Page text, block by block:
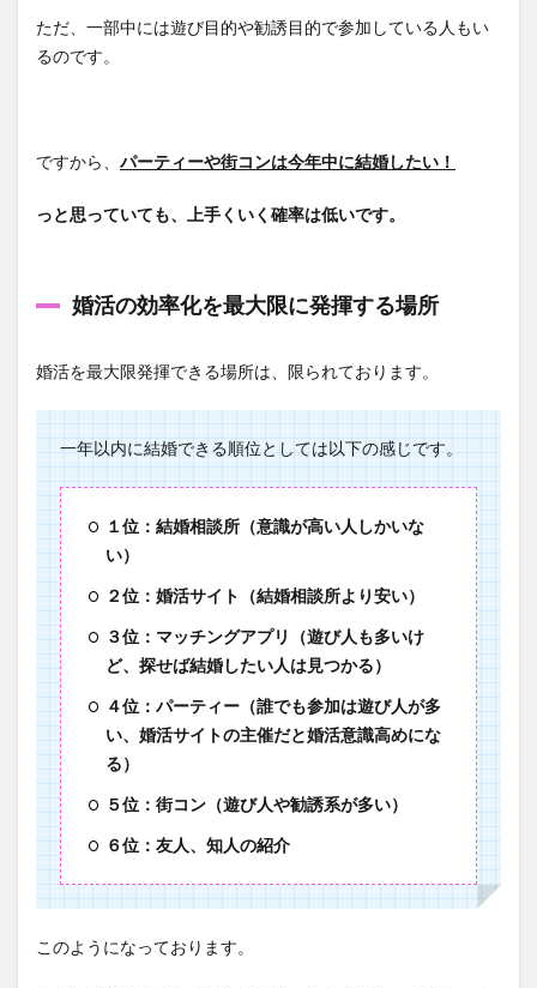
ただ、一部中には遊び目的や勧誘目的で参加している人もい
るのです。
ですから、 パーティーや街コンは今年中に結婚したい！
っと思っていても、上手くいく確率は低いです。
婚活の効率化を最大限に発揮する場所
婚活を最大限発揮できる場所は、限られております。
一年以内に結婚できる順位としては以下の感じです。
１位：結婚相談所（意識が高い人しかいな
い）
２位：婚活サイト（結婚相談所より安い）
３位：マッチングアプリ（遊び人も多いけ
ど、探せば結婚したい人は見つかる）
４位：パーティー（誰でも参加は遊び人が多
い、婚活サイトの主催だと婚活意識高めにな
る）
５位：街コン（遊び人や勧誘系が多い）
６位：友人、知人の紹介
このようになっております。